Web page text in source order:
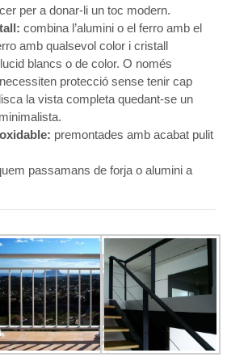
per a donar-li un toc modern.
combina l’alumini o el ferro amb el
amb qualsevol color i cristall
blancs o de color. O només
protecció sense tenir cap
la vista completa quedant-se un
premontades amb acabat pulit
passamans de forja o alumini a